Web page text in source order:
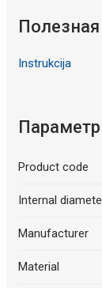
Instrukcija
Product code
Internal
Manufacturer
Material